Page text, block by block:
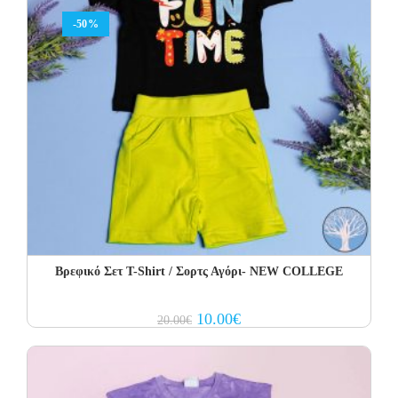
-50%
Βρεφικό Σετ Τ-Shirt / Σορτς Αγόρι- NEW COLLEGE
20.00€ Original
price
10.00€Current
price